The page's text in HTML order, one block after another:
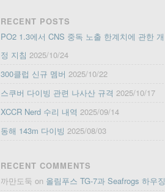
RECENT POSTS
PO2 1.3에서 CNS 중독 노출 한계치에 관한 개
정 지침 2025/10/24
300클럽 신규 멤버 2025/10/22
스쿠버 다이빙 관련 나사산 규격 2025/10/17
XCCR Nerd 수리 내역 2025/09/14
동해 143m 다이빙 2025/08/03
RECENT COMMENTS
까만도둑 on 올림푸스 TG-7과 Seafrogs 하우징